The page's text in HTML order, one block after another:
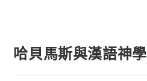
哈貝馬斯與漢語神學